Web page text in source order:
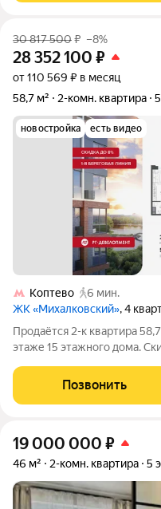
30 817 500₽ –8%
28 352 100 ₽
от 110 569 ₽ в месяц
58,7 м²
2-комн. квартира
новостройка есть видео
Коптево
6 мин.
ЖК «Михалковский», 4
Продаётся 2-к квартира
этаже 15 этажного дома.
21,349%. Ставка от 0,1% в
лицензия Банка
Позвонить
19 000 000 ₽
46 м² 2-комн. квартира 5